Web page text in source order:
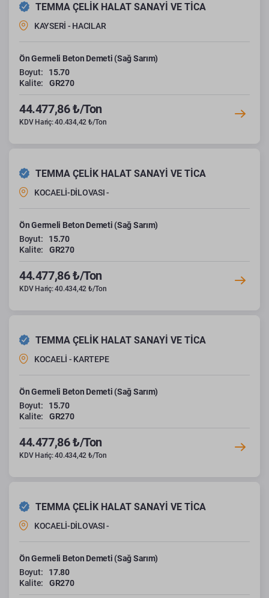
TEMMA ÇELİK HALAT SANAYİ VE TİCA
KAYSERİ - HACILAR
Ön Germeli Beton Demeti (Sağ Sarım)
Boyut:
15.70
Kalite:
GR270
44.477,86 ₺/Ton
KDV Hariç: 40.434,42 ₺/Ton
TEMMA ÇELİK HALAT SANAYİ VE TİCA
KOCAELİ-DİLOVASI -
Ön Germeli Beton Demeti (Sağ Sarım)
Boyut:
15.70
Kalite:
GR270
44.477,86 ₺/Ton
KDV Hariç: 40.434,42 ₺/Ton
TEMMA ÇELİK HALAT SANAYİ VE TİCA
KOCAELİ - KARTEPE
Ön Germeli Beton Demeti (Sağ Sarım)
Boyut:
15.70
Kalite:
GR270
44.477,86 ₺/Ton
KDV Hariç: 40.434,42 ₺/Ton
TEMMA ÇELİK HALAT SANAYİ VE TİCA
KOCAELİ-DİLOVASI -
Ön Germeli Beton Demeti (Sağ Sarım)
Boyut:
17.80
Kalite:
GR270